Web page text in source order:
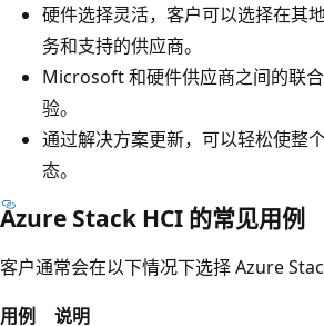
硬件选择灵活，客户可以选择在其
务和支持的供应商。
Microsoft 和硬件供应商之间的联
验。
通过解决方案更新，可以轻松使整
态。
Azure Stack HCI 的常见用例
客户通常会在以下情况下选择 Azure
用例
说明